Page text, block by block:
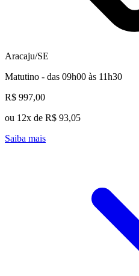
Aracaju/SE
Matutino - das 09h00 às 11h30
R$ 997,00
ou 12x de R$ 93,05
Saiba mais